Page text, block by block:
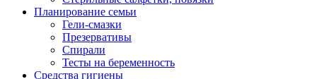
Планирование семьи
Гели-смазки
Презервативы
Спирали
Тесты на беременность
Средства гигиены